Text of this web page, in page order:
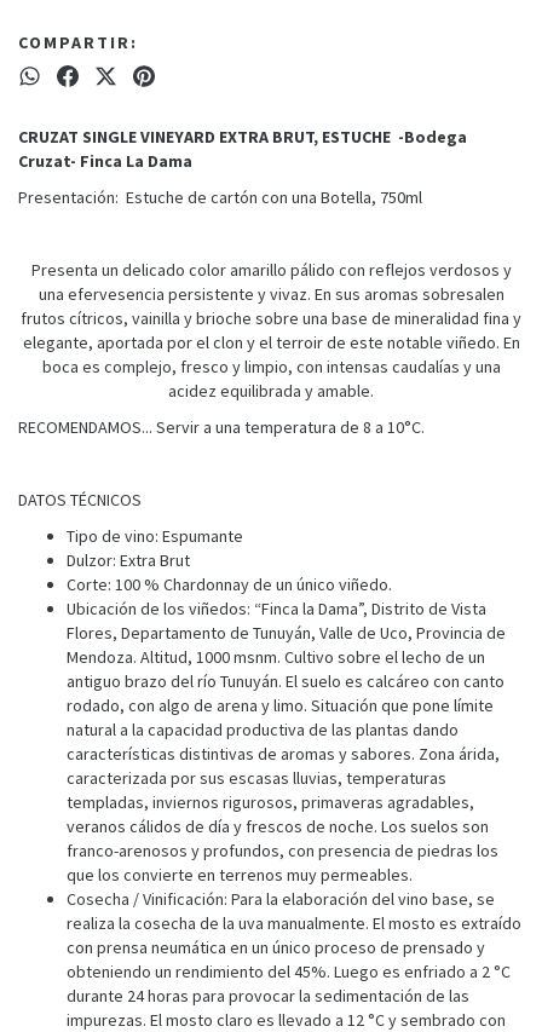
COMPARTIR:
CRUZAT SINGLE VINEYARD EXTRA BRUT, ESTUCHE -Bodega
Cruzat- Finca La Dama
Presentación: Estuche de cartón con una Botella, 750ml
Presenta un delicado color amarillo pálido con reflejos verdosos y
una efervesencia persistente y vivaz. En sus aromas sobresalen
frutos cítricos, vainilla y brioche sobre una base de mineralidad fina y
elegante, aportada por el clon y el terroir de este notable viñedo. En
boca es complejo, fresco y limpio, con intensas caudalías y una
acidez equilibrada y amable.
RECOMENDAMOS... Servir a una temperatura de 8 a 10°C.
DATOS TÉCNICOS
Tipo de vino: Espumante
Dulzor: Extra Brut
Corte: 100 % Chardonnay de un único viñedo.
Ubicación de los viñedos: “Finca la Dama”, Distrito de Vista
Flores, Departamento de Tunuyán, Valle de Uco, Provincia de
Mendoza. Altitud, 1000 msnm. Cultivo sobre el lecho de un
antiguo brazo del río Tunuyán. El suelo es calcáreo con canto
rodado, con algo de arena y limo. Situación que pone límite
natural a la capacidad productiva de las plantas dando
características distintivas de aromas y sabores. Zona árida,
caracterizada por sus escasas lluvias, temperaturas
templadas, inviernos rigurosos, primaveras agradables,
veranos cálidos de día y frescos de noche. Los suelos son
franco-arenosos y profundos, con presencia de piedras los
que los convierte en terrenos muy permeables.
Cosecha / Vinificación: Para la elaboración del vino base, se
realiza la cosecha de la uva manualmente. El mosto es extraído
con prensa neumática en un único proceso de prensado y
obteniendo un rendimiento del 45%. Luego es enfriado a 2 °C
durante 24 horas para provocar la sedimentación de las
impurezas. El mosto claro es llevado a 12 °C y sembrado con